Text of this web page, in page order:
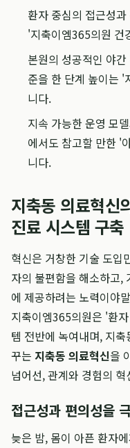
환자 중심의 접근성
'지축이엠365의원 건
본원의 성공적인 야
준을 한 단계 높이는 '
니다.
지속 가능한 운영 모
에서도 참고할 만한 '
니다.
지축동 의료혁신
진료 시스템 구축
혁신은 거창한 기술 도입
자의 불편함을 해소하고,
에 제공하려는 노력이야
지축이엠365의원은 '환
템 전반에 녹여내며, 지
꾸는 지축동 의료혁신을
넘어선, 관계와 경험의
접근성과 편의성을
늦은 밤, 몸이 아픈 환자